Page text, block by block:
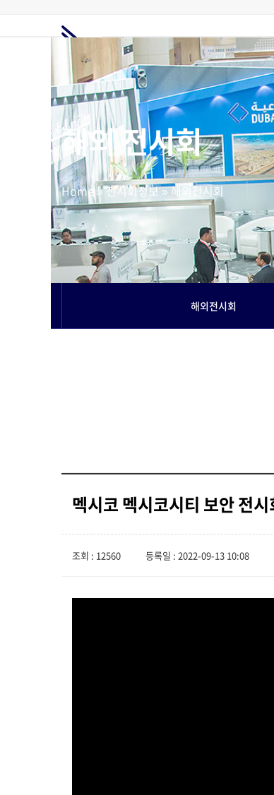
홈전시회정보 해외전시회전시부스해외마케팅 고객
해외 전시회
Home»전시회정보»해외전시회
해외전시회
멕시코 멕시코시티 보안 전
조회 : 12560 등록일 : 2022-09-13 10:08